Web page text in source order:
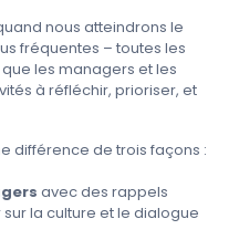
nous atteindrons le
fréquentes – toutes les
les managers et les
à réfléchir, prioriser, et
différence de trois façons :
avec des rappels
la culture et le dialogue